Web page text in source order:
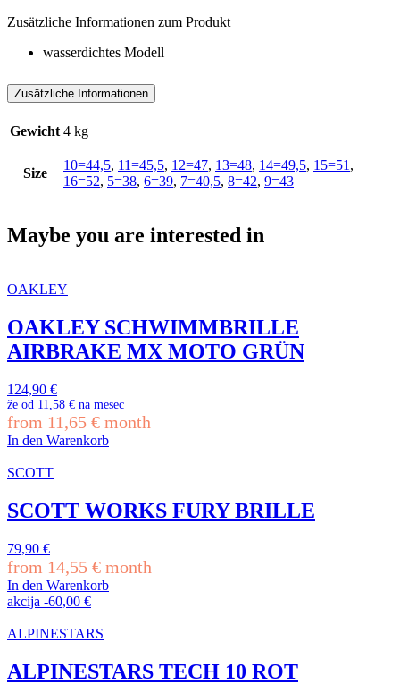
Zusätzliche Informationen zum Produkt
wasserdichtes Modell
Zusätzliche Informationen
Gewicht 4 kg
Size
10=44,5, 11=45,5, 12=47, 13=48, 14=49,5, 15=51 ,
16=52, 5=38, 6=39, 7=40,5, 8=42, 9=43
Maybe you are interested in
OAKLEY
OAKLEY SCHWIMMBRILLE
AIRBRAKE MX MOTO GRÜN
124,90 €
že od 11,58 € na mesec
from 11,65 € month
In den Warenkorb
SCOTT
SCOTT WORKS FURY BRILLE
79,90 €
from 14,55 € month
In den Warenkorb
akcija -60,00 €
ALPINESTARS
ALPINESTARS TECH 10 ROT